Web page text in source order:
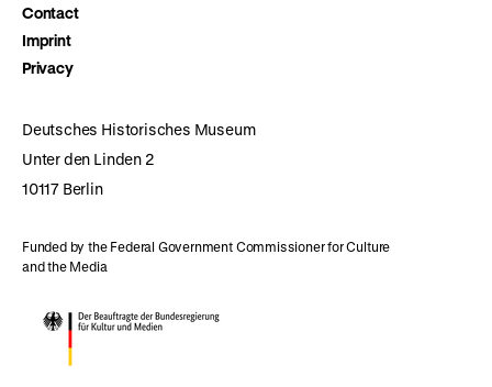
Contact
Imprint
Privacy
Deutsches Historisches Museum
Unter den Linden 2
10117 Berlin
Funded by the Federal Government Commissioner for Culture
and the Media